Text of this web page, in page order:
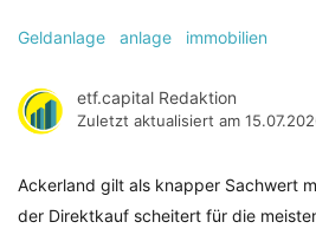
Geldanlage anlage immobilien
etf.capital Redaktion
Zuletzt aktualisiert am
Ackerland gilt als knapper Sachwert
der Direktkauf scheitert für die